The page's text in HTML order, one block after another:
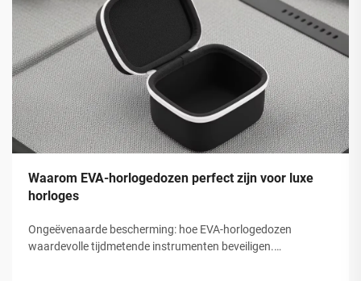
Waarom EVA-horlogedozen perfect zijn voor luxe
horloges
Ongeëvenaarde bescherming: hoe EVA-horlogedozen
waardevolle tijdmetende instrumenten beveiligen.